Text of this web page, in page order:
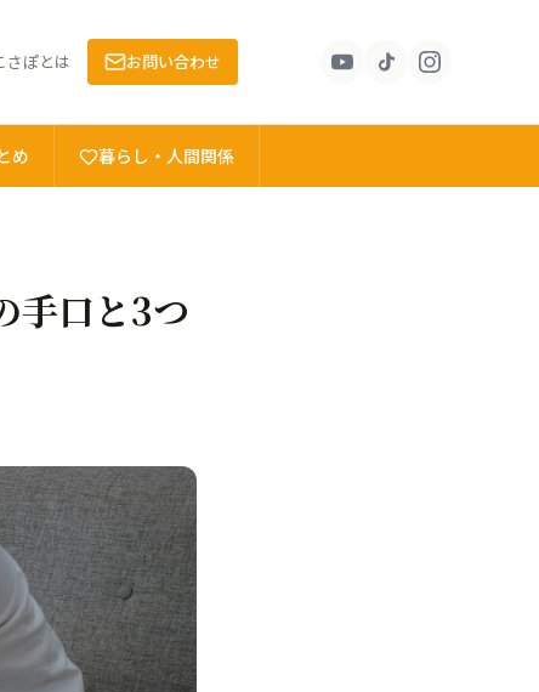
さぽとは お問い合わせ
め 暮らし・人間関係
手口と3つ